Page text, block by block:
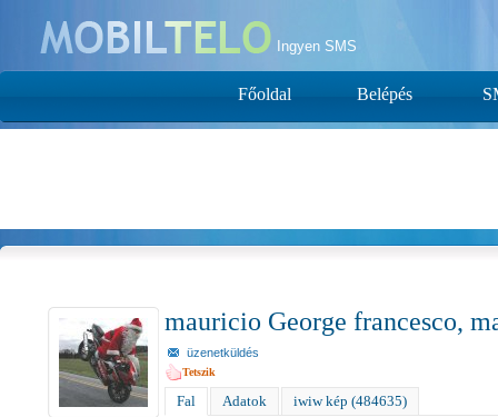
Ingyen SMS
mauricio George francesco,
üzenetküldés
Tetszik
Fal Adatok iwiw kép (484635)
Főoldal Belépés